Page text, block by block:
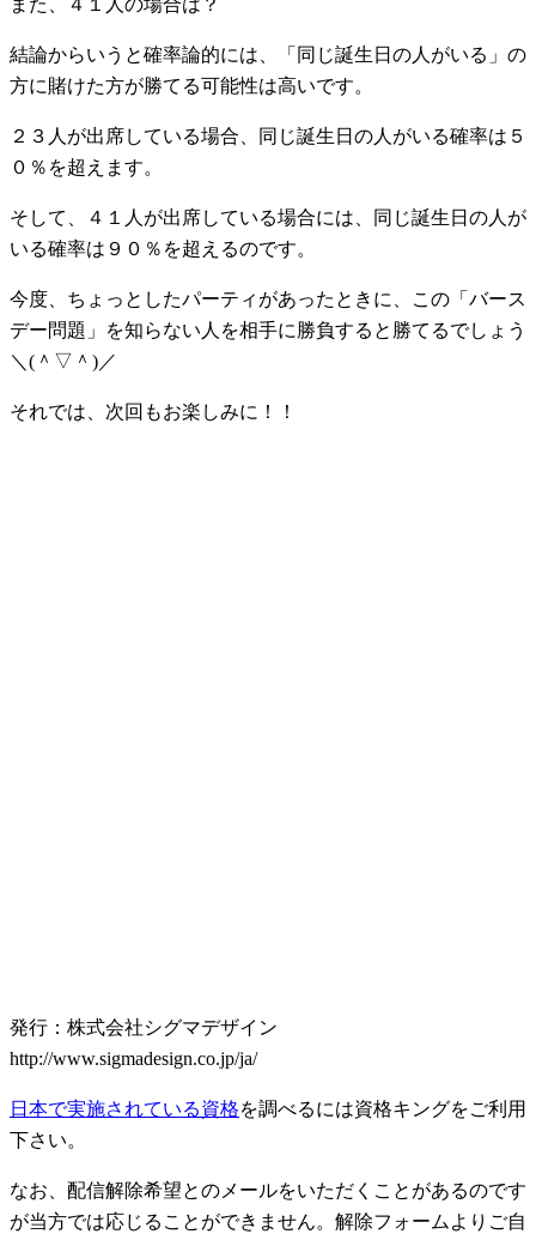
また、４１人の場合は？
結論からいうと確率論的には、「同じ誕生日の人がいる」の
方に賭けた方が勝てる可能性は高いです。
２３人が出席している場合、同じ誕生日の人がいる確率は５
０％を超えます。
そして、４１人が出席している場合には、同じ誕生日の人が
いる確率は９０％を超えるのです。
今度、ちょっとしたパーティがあったときに、この「バース
デー問題」を知らない人を相手に勝負すると勝てるでしょう
＼(＾▽＾)／
それでは、次回もお楽しみに！！
発行：株式会社シグマデザイン
http://www.sigmadesign.co.jp/ja/
日本で実施されている資格を調べるには資格キングをご利用
下さい。
なお、配信解除希望とのメールをいただくことがあるのです
が当方では応じることができません。解除フォームよりご自